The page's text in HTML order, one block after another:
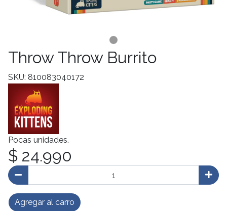
Throw Throw Burrito
SKU: 810083040172
Pocas unidades.
$ 24.990
Agregar al carro